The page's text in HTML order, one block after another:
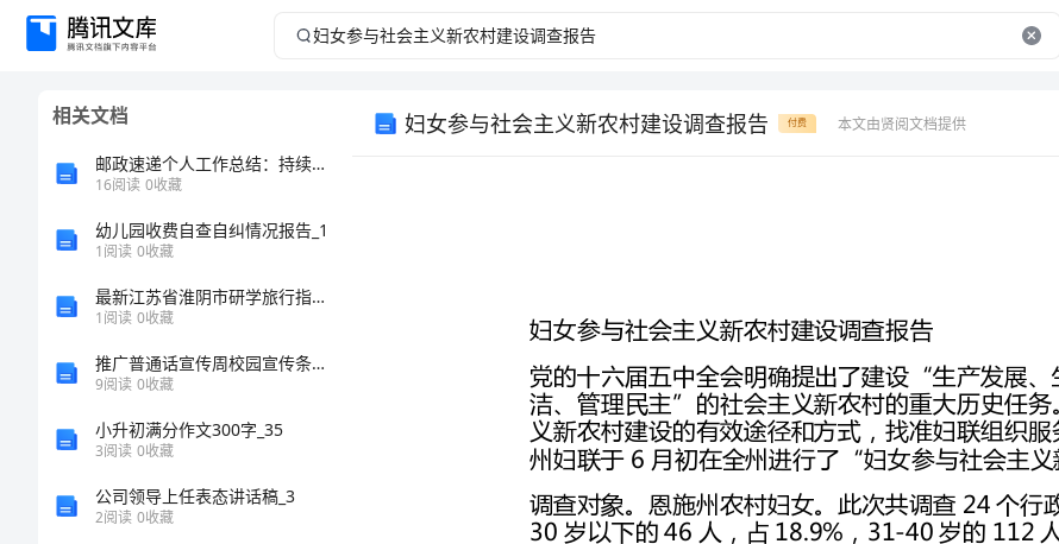
妇
相关文档
邮政速递个人工作总结：持续稳定推进业务发展
16阅读 0收藏
幼儿园收费自查自纠情况报告_1
1阅读 0收藏
最新江苏省淮阴市研学旅行指导员、师资格证考试题库【培优B卷】
1阅读 0收藏
推广普通话宣传周校园宣传条幅标语
9阅读 0收藏
小升初满分作文300字_35
3阅读 0收藏
公司领导上任表态讲话稿_3
2阅读 0收藏
妇女参与社会主义新农村建设调查报告 付费 本文由贤阅文档提供
州妇联于6月初在全州进行了“妇女参与社会主义新农村建设”抽样调查。
人，占31.28%，初中的106人，占43.62%，高中及以上的61人，占